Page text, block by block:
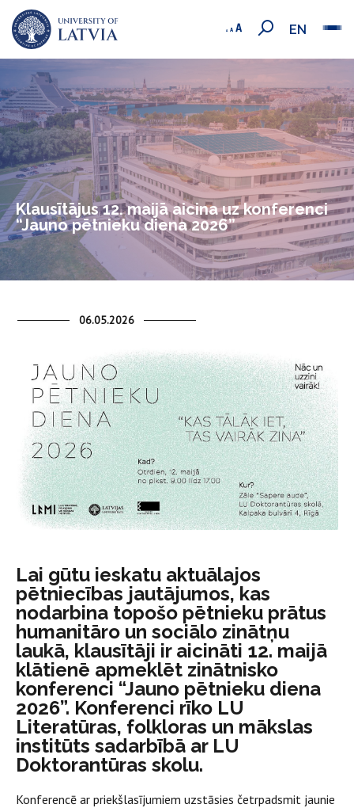
EN
Klausītājus 12. maijā aicina uz konferenci
“Jauno pētnieku diena 2026”
06.05.2026
Lai gūtu ieskatu aktuālajos
pētniecības jautājumos, kas
nodarbina topošo pētnieku prātus
humanitāro un sociālo zinātņu
laukā, klausītāji ir aicināti 12. maijā
klātienē apmeklēt zinātnisko
konferenci “Jauno pētnieku diena
2026”. Konferenci rīko LU
Literatūras, folkloras un mākslas
institūts sadarbībā ar LU
Doktorantūras skolu.
Konferencē ar priekšlasījumiem uzstāsies četrpadsmit jaunie